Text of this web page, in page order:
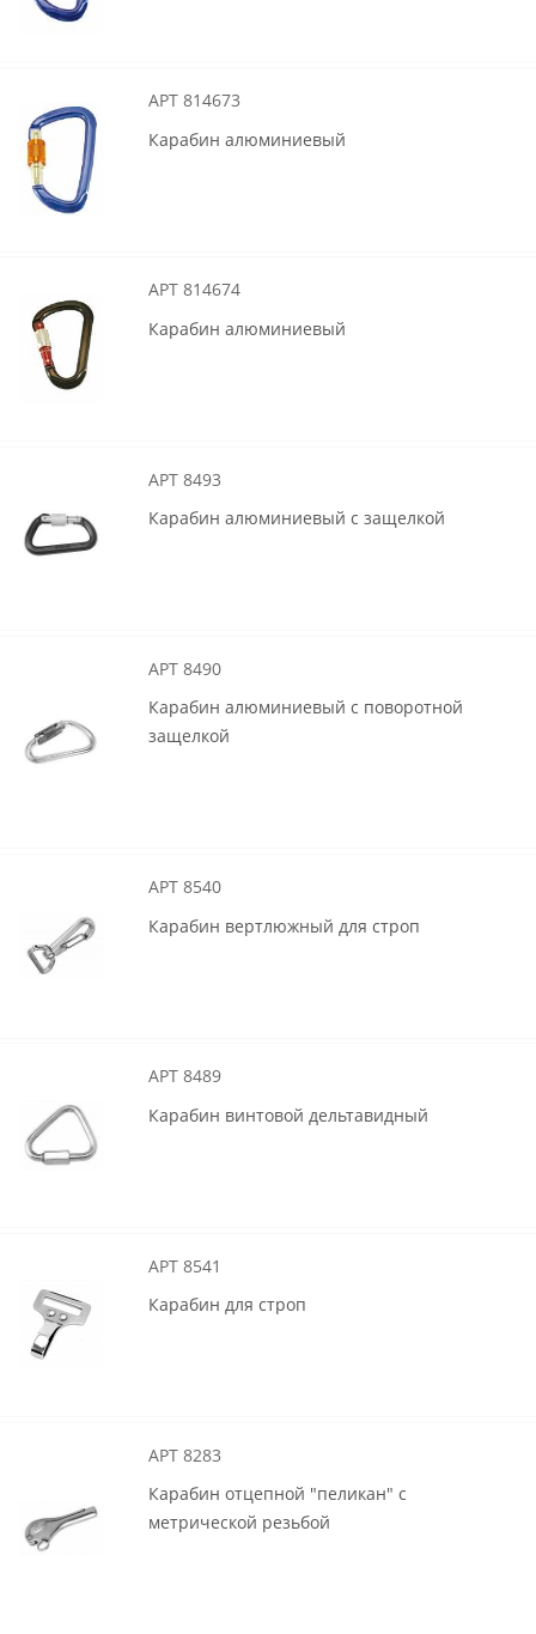
АРТ 814673
Карабин алюминиевый
АРТ 814674
Карабин алюминиевый
АРТ 8493
Карабин алюминиевый с защелкой
АРТ 8490
Карабин алюминиевый с поворотной
защелкой
АРТ 8540
Карабин вертлюжный для строп
АРТ 8489
Карабин винтовой дельтавидный
АРТ 8541
Карабин для строп
АРТ 8283
Карабин отцепной "пеликан" с
метрической резьбой